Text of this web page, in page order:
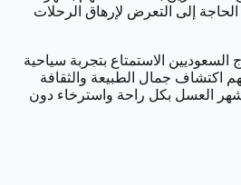
إلى التعرض لإرهاق الرحلات
السعوديين الاستمتاع بتجربة سياحية
اكتشاف جمال الطبيعة والثقافة
شهر العسل بكل راحة واسترخاء دون